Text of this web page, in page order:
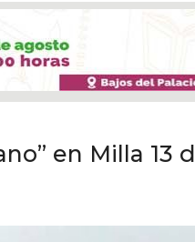
en Milla 13